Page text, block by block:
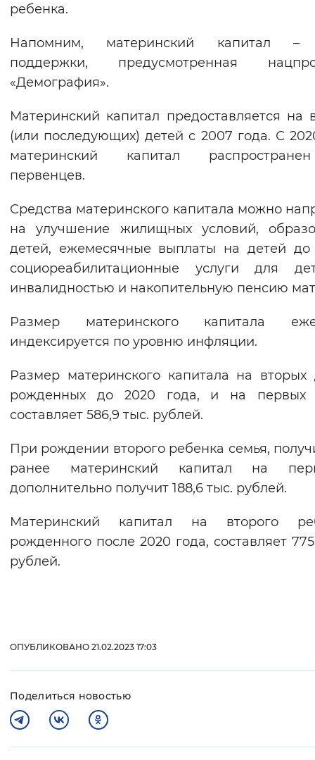
Включены Выключены
Воспроизвести Остановить
ребенка.
Напомним, материнский капитал –
поддержки, предусмотренная
«Демография».
Материнский капитал предоставляется на
(или последующих) детей с 2007 года. С
материнский капитал
первенцев.
Средства материнского капитала можно
на улучшение жилищных условий,
детей, ежемесячные выплаты на детей до
социореабилитационные услуги для
инвалидностью и накопительную пенсию
Размер материнского капитала
индексируется по уровню инфляции.
Размер материнского капитала на вторых
рожденных до 2020 года, и на первых
составляет 586,9 тыс. рублей.
При рождении второго ребенка семья,
ранее материнский капитал на
дополнительно получит 188,6 тыс. рублей.
Материнский капитал на второго
рожденного после 2020 года, составляет
рублей.
ОПУБЛИКОВАНО 21.02.2023 17:03
Поделиться новостью